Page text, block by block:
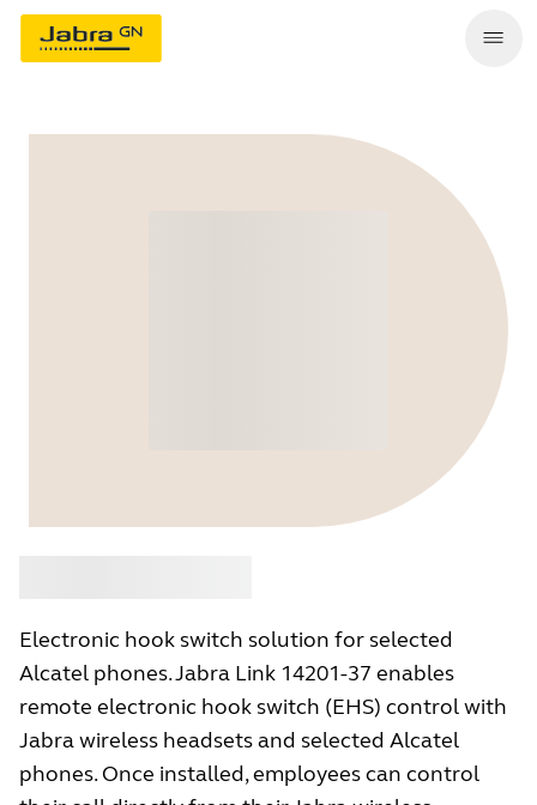
Electronic hook switch solution for selected
Alcatel phones. Jabra Link 14201-37 enables
remote electronic hook switch (EHS) control with
Jabra wireless headsets and selected Alcatel
phones. Once installed, employees can control